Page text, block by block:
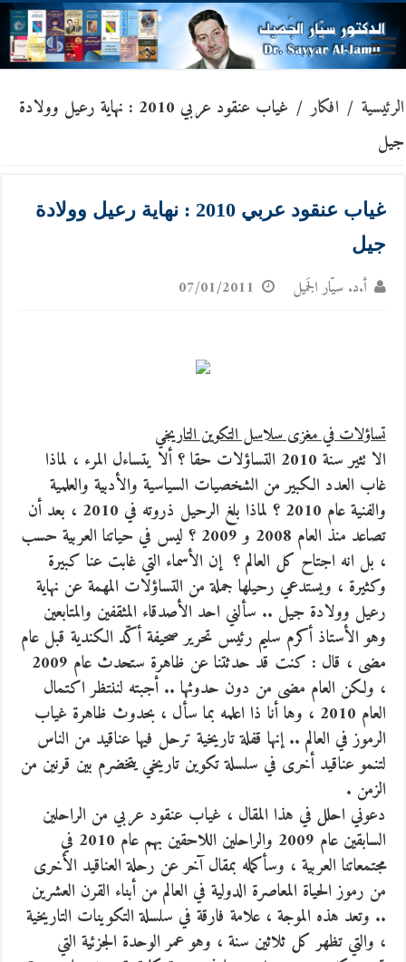
الرئيسية / افكار /
غياب عنقود عربي 2010 : نهاية رعيل وولادة
جيل
غياب عنقود عربي 2010 : نهاية رعيل وولادة
جيل
أ.د. سيّار الجَميل 07/01/2011
تساؤلات في مغزى سلاسل التكوين التاريخي
الا تثير سنة 2010 التساؤلات حقا ؟ ألا يتساءل المرء ، لماذا
غاب العدد الكبير من الشخصيات السياسية والأدبية والعلمية
والفنية عام 2010 ؟
لماذا بلغ الرحيل ذروته في 2010 ، بعد أن
تصاعد منذ العام 2008 و 2009 ؟ ليس في حياتنا العربية حسب
، بل انه اجتاح كل العالم ؟ إن الأسماء التي غابت عنا كبيرة
وكثيرة ، ويستدعي رحيلها جملة من التساؤلات المهمة عن نهاية
رعيل وولادة جيل .. سألني احد الأصدقاء المثقفين والمتابعين
وهو الأستاذ أكرم سليم رئيس تحرير صحيفة أكّد الكندية قبل عام
مضى ، قال : كنت قد حدثتنا عن ظاهرة ستحدث عام 2009
، ولكن العام مضى من دون حدوثها .. أجبته لننتظر اكتمال
العام 2010 ، وها أنا ذا اعلمه بما سأل ، بحدوث ظاهرة غياب
الرموز في العالم .. إنها قفلة تاريخية ترحل فيها عناقيد من الناس
لتنمو عناقيد أخرى في سلسلة تكوين تاريخي يتخضرم بين قرنين من
الزمن .
دعوني احلل في هذا المقال ، غياب عنقود عربي من الراحلين
السابقين عام 2009 والراحلين اللاحقين بهم عام 2010 في
مجتمعاتنا العربية ، وسأكمله بمقال آخر عن رحلة العناقيد الأخرى
من رموز الحياة المعاصرة الدولية في العالم من أبناء القرن العشرين
.. وتعد هذه الموجة ، علامة فارقة في سلسلة التكوينات التاريخية
، والتي تظهر كل ثلاثين سنة ، وهو عمر الوحدة الجزئية التي